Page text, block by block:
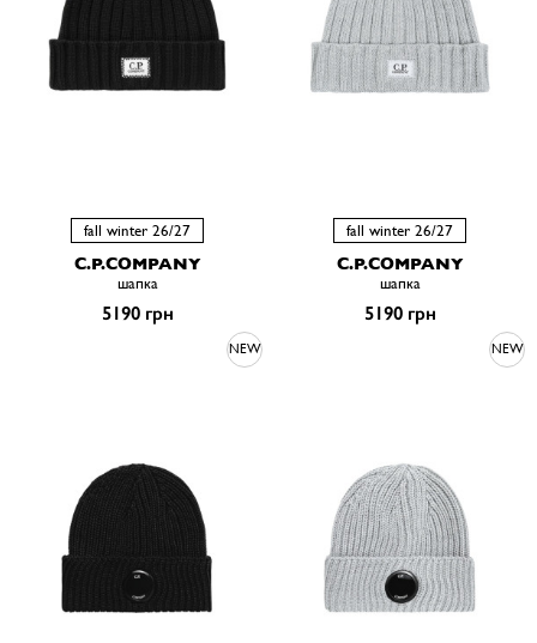
fall winter 26/27
C.P.COMPANY
шапка
5190 грн
fall winter 26/27
C.P.COMPANY
шапка
5190 грн
NEW NEW